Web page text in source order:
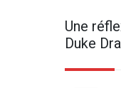
Une
Duke